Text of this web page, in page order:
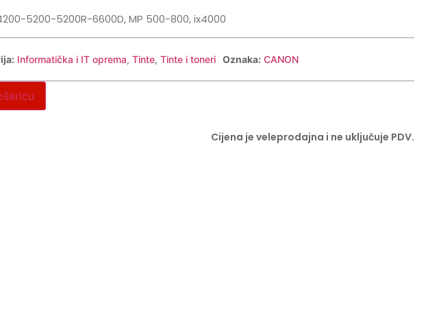
5200-5200R-6600D, MP 500-800, ix4000
Informatička i IT oprema, Tinte, Tinte i toneri Oznaka: CANON
Cijena je veleprodajna i ne uključuje PDV.